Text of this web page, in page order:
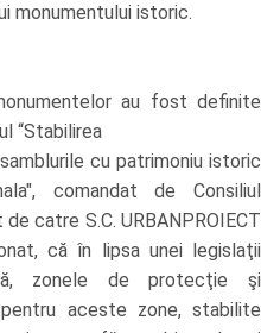
monumentului istoric.
au fost definite
“Stabilirea
cu patrimoniu istoric
comandat de Consiliul
catre S.C. URBANPROIECT
că în lipsa unei legislaţii
zonele de protecţie şi
aceste zone, stabilite